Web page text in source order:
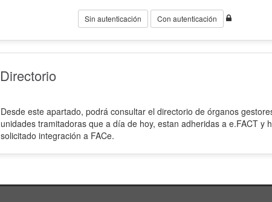
Sin autenticación Con autenticación
Directorio
Desde este apartado, podrá consultar el directorio de órganos
unidades tramitadoras que a día de hoy, estan adheridas a e.FACT y
solicitado integración a FACe.